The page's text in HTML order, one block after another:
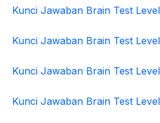
Kunci Jawaban Brain Test
Kunci Jawaban Brain Test
Kunci Jawaban Brain Test
Kunci Jawaban Brain Test